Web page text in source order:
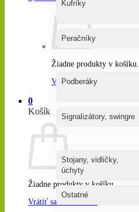
Žiadne produkty v košíku.
Vrátiť sa do obchodu
0
Košík
Žiadne produkty v košíku.
Vrátiť sa do obchodu
Kufríky
Peračníky
Podberáky
Signalizátory, swingre
Stojany, vidličky,
úchyty
Ostatné